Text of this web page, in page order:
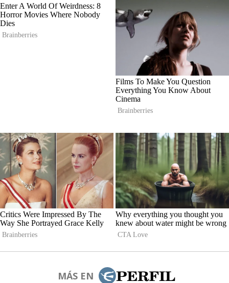
MÁS EN